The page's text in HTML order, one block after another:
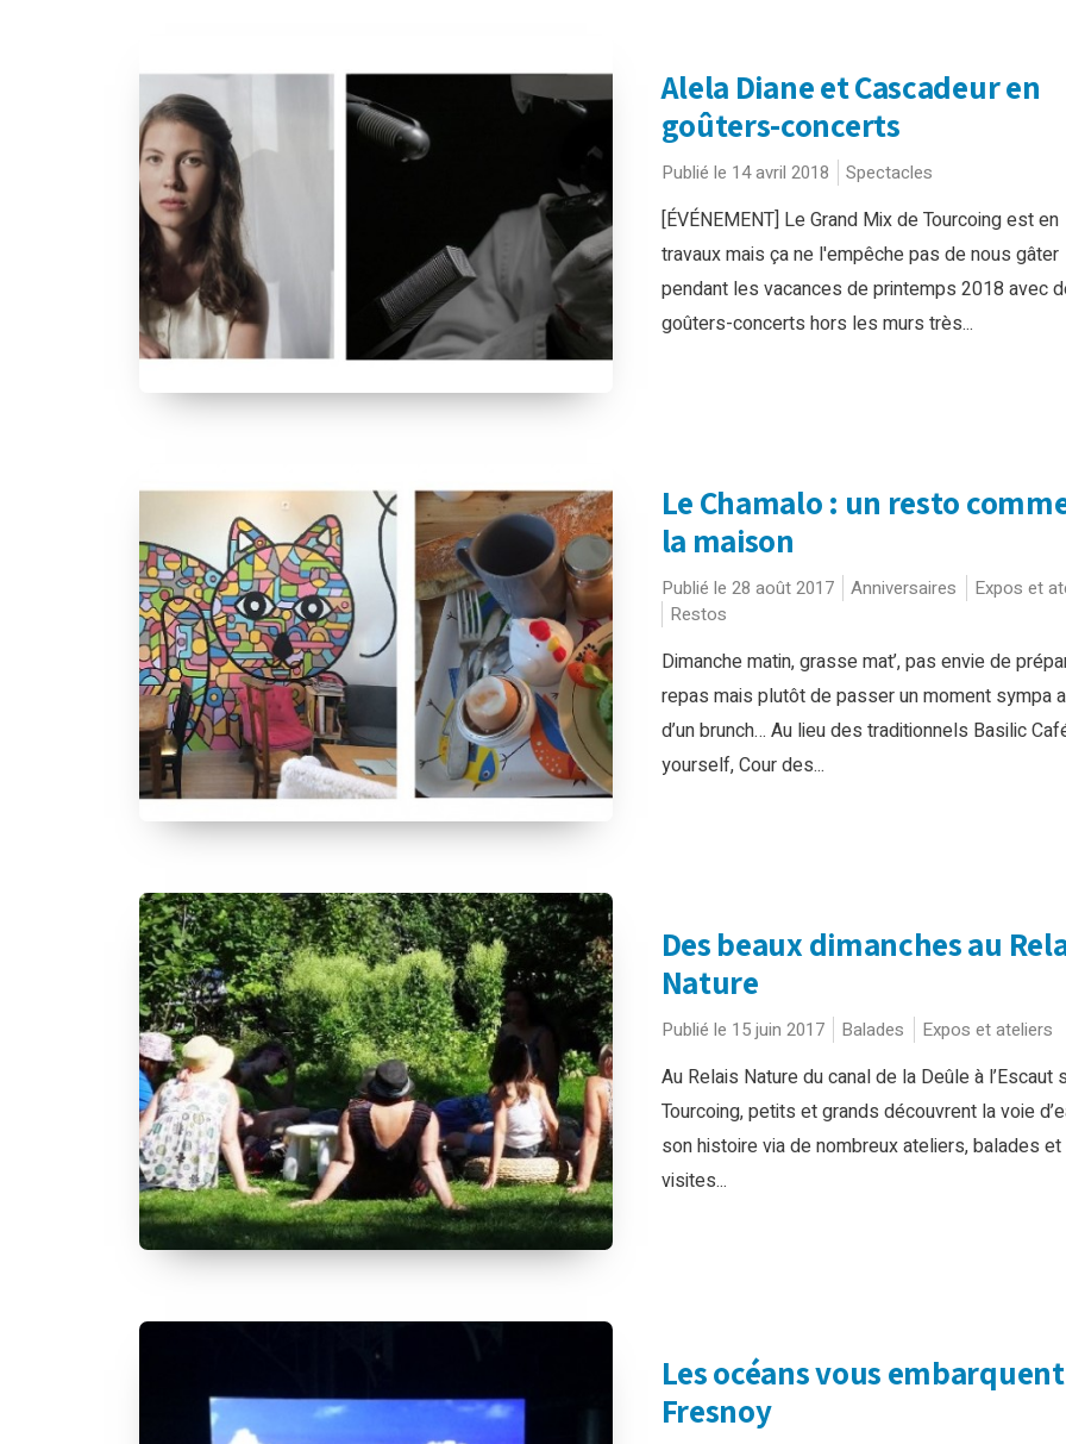
Alela Diane et Cascadeur en
goûters-concerts
Publié le 14 avril 2018 Spectacles
[ÉVÉNEMENT] Le Grand Mix de Tourcoing est en
travaux mais ça ne l'empêche pas de nous gâter
pendant les vacances de printemps 2018 avec
goûters-concerts hors les murs très...
Le Chamalo : un resto
la maison
Publié le 28 août 2017 Anniversaires
Expos et
Restos
Dimanche matin, grasse mat’, pas envie de
repas mais plutôt de passer un moment sympa
d’un brunch… Au lieu des traditionnels Basilic
yourself, Cour des...
Des beaux dimanches au
Nature
Publié le 15 juin 2017 Balades Expos et ateliers
Au Relais Nature du canal de la Deûle à l’Escaut
Tourcoing, petits et grands découvrent la voie
son histoire via de nombreux ateliers, balades et
visites...
Les océans vous
Fresnoy